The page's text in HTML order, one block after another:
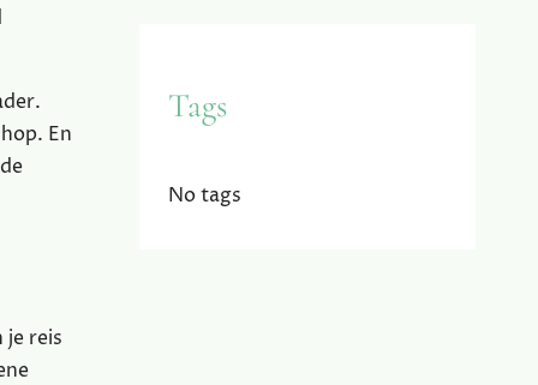
En
je reis
Tags
No tags